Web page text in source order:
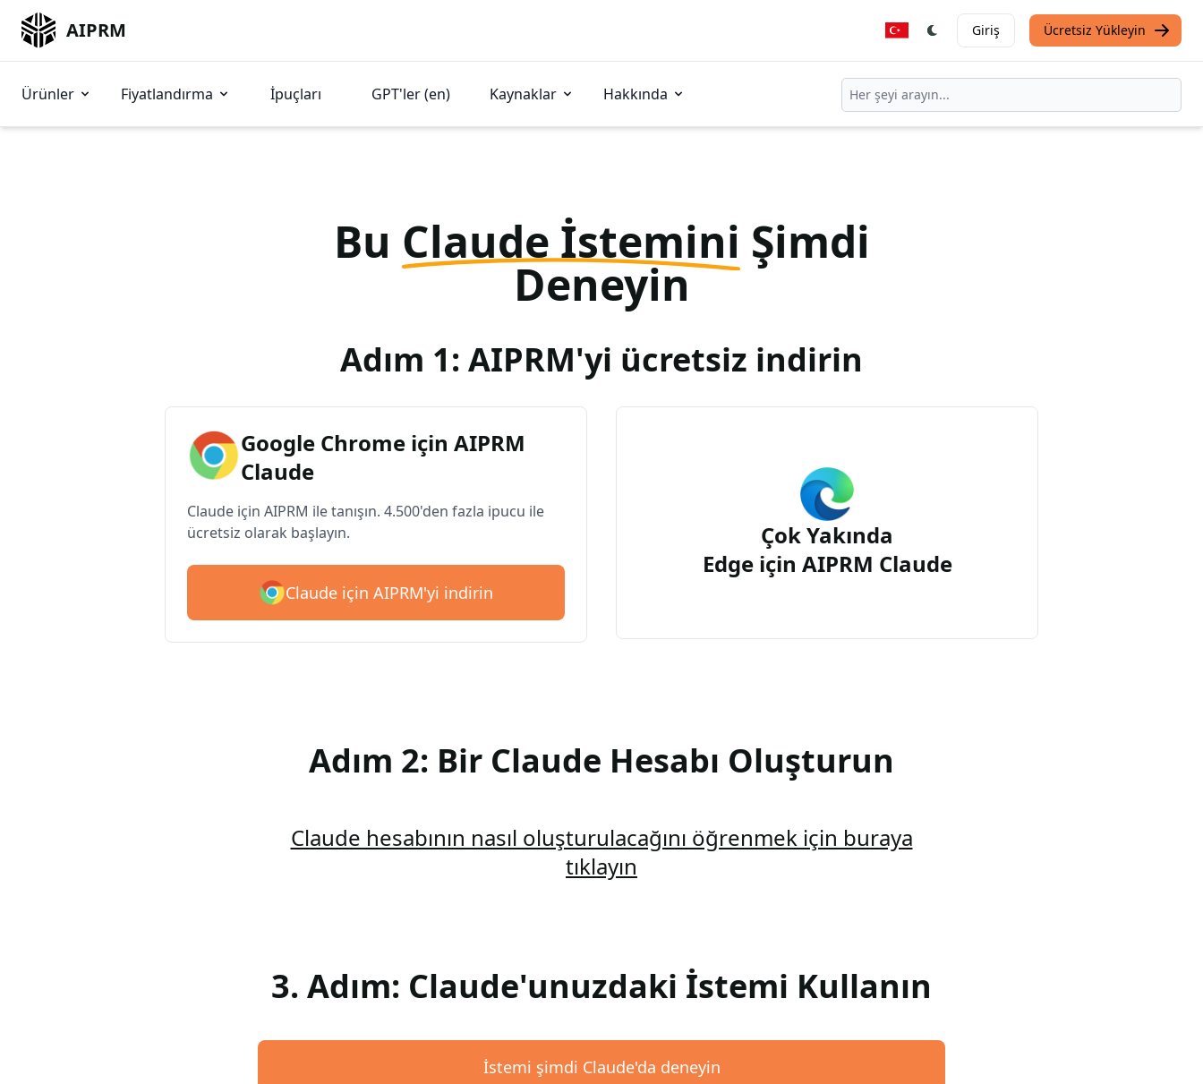
AIPRM Giriş Ücretsiz Yükleyin
Ürünler Fiyatlandırma İpuçları GPT'ler (en) Kaynaklar Hakkında
Bu Claude İstemini Şimdi
Deneyin
Adım 1: AIPRM'yi ücretsiz indirin
Google Chrome için AIPRM
Claude
Claude için AIPRM ile tanışın. 4.500'den fazla ipucu ile
ücretsiz olarak başlayın.
Claude için AIPRM'yi indirin
Çok Yakında
Edge için AIPRM Claude
Adım 2: Bir Claude Hesabı Oluşturun
Claude hesabının nasıl oluşturulacağını öğrenmek için buraya
tıklayın
3. Adım: Claude'unuzdaki İstemi Kullanın
İstemi şimdi Claude'da deneyin